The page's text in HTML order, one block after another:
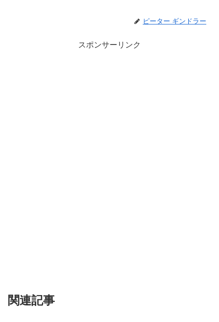
ピーター ギンドラー
スポンサーリンク
関連記事